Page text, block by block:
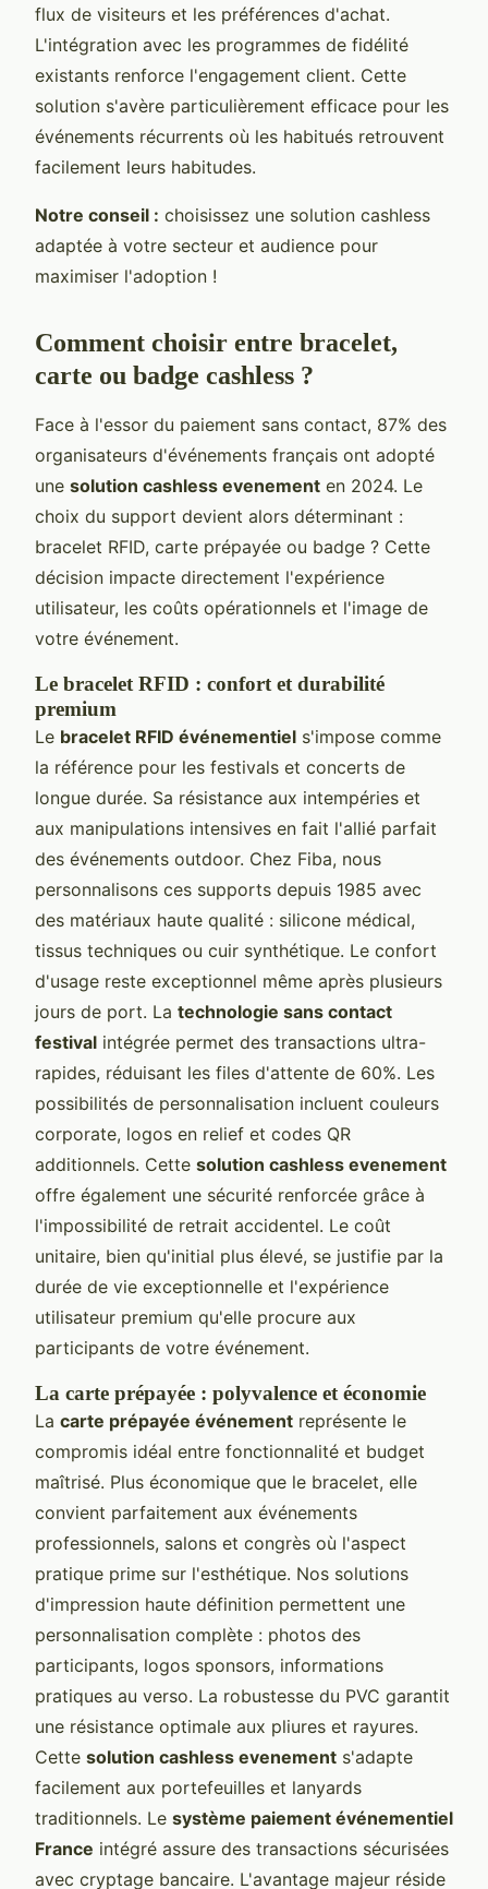
flux de visiteurs et les préférences d'achat.
L'intégration avec les programmes de fidélité
existants renforce l'engagement client. Cette
solution s'avère particulièrement efficace pour les
événements récurrents où les habitués retrouvent
facilement leurs habitudes.
Notre conseil : choisissez une solution cashless
adaptée à votre secteur et audience pour
maximiser l'adoption !
Comment choisir entre bracelet,
carte ou badge cashless ?
Face à l'essor du paiement sans contact, 87% des
organisateurs d'événements français ont adopté
une solution cashless evenement en 2024. Le
choix du support devient alors déterminant :
bracelet RFID, carte prépayée ou badge ? Cette
décision impacte directement l'expérience
utilisateur, les coûts opérationnels et l'image de
votre événement.
Le bracelet RFID : confort et durabilité
premium
Le bracelet RFID événementiel s'impose comme
la référence pour les festivals et concerts de
longue durée. Sa résistance aux intempéries et
aux manipulations intensives en fait l'allié parfait
des événements outdoor. Chez Fiba, nous
personnalisons ces supports depuis 1985 avec
des matériaux haute qualité : silicone médical,
tissus techniques ou cuir synthétique. Le confort
d'usage reste exceptionnel même après plusieurs
jours de port. La technologie sans contact
festival intégrée permet des transactions ultra-
rapides, réduisant les files d'attente de 60%. Les
possibilités de personnalisation incluent couleurs
corporate, logos en relief et codes QR
additionnels. Cette solution cashless evenement
offre également une sécurité renforcée grâce à
l'impossibilité de retrait accidentel. Le coût
unitaire, bien qu'initial plus élevé, se justifie par la
durée de vie exceptionnelle et l'expérience
utilisateur premium qu'elle procure aux
participants de votre événement.
La carte prépayée : polyvalence et économie
La carte prépayée événement représente le
compromis idéal entre fonctionnalité et budget
maîtrisé. Plus économique que le bracelet, elle
convient parfaitement aux événements
professionnels, salons et congrès où l'aspect
pratique prime sur l'esthétique. Nos solutions
d'impression haute définition permettent une
personnalisation complète : photos des
participants, logos sponsors, informations
pratiques au verso. La robustesse du PVC garantit
une résistance optimale aux pliures et rayures.
Cette solution cashless evenement s'adapte
facilement aux portefeuilles et lanyards
traditionnels. Le système paiement événementiel
France intégré assure des transactions sécurisées
avec cryptage bancaire. L'avantage majeur réside